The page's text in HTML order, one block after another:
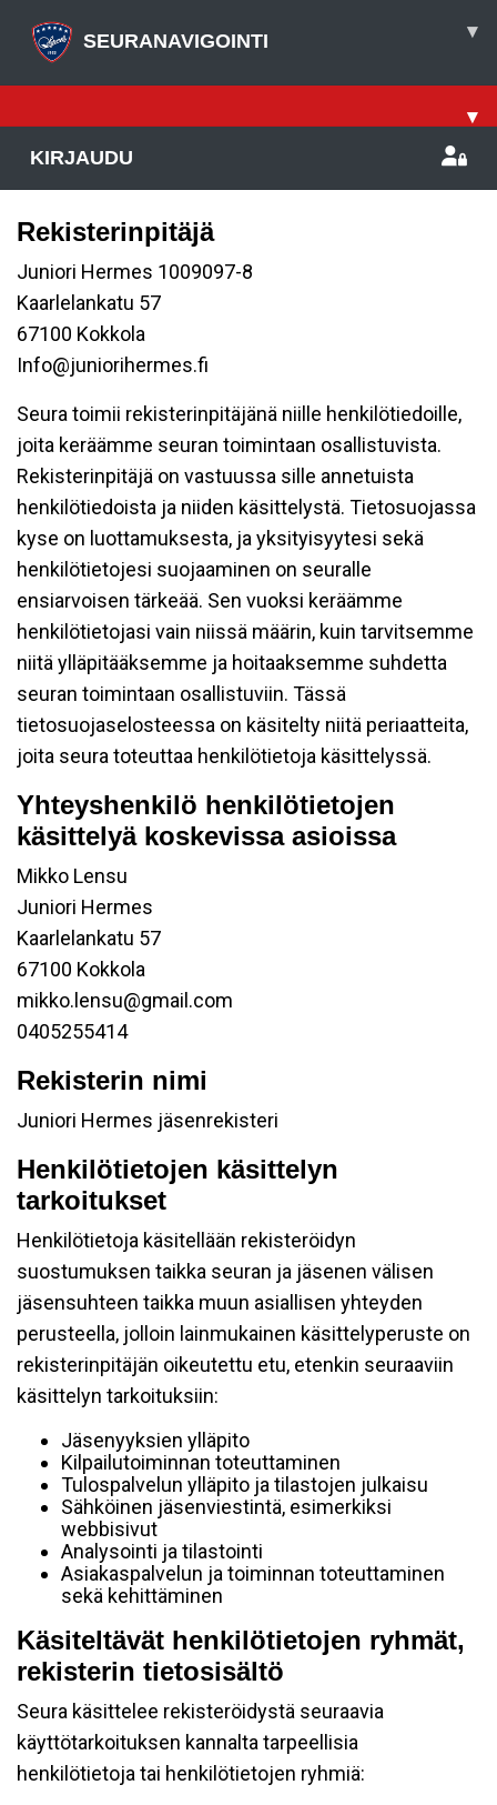
SEURANAVIGOINTI ▾
▾
KIRJAUDU
Rekisterinpitäjä
Juniori Hermes 1009097-8
Kaarlelankatu 57
67100 Kokkola
Info@juniorihermes.fi
Seura toimii rekisterinpitäjänä niille henkilötiedoille,
joita keräämme seuran toimintaan osallistuvista.
Rekisterinpitäjä on vastuussa sille annetuista
henkilötiedoista ja niiden käsittelystä. Tietosuojassa
kyse on luottamuksesta, ja yksityisyytesi sekä
henkilötietojesi suojaaminen on seuralle
ensiarvoisen tärkeää. Sen vuoksi keräämme
henkilötietojasi vain niissä määrin, kuin tarvitsemme
niitä ylläpitääksemme ja hoitaaksemme suhdetta
seuran toimintaan osallistuviin. Tässä
tietosuojaselosteessa on käsitelty niitä periaatteita,
joita seura toteuttaa henkilötietoja käsittelyssä.
Yhteyshenkilö henkilötietojen
käsittelyä koskevissa asioissa
Mikko Lensu
Juniori Hermes
Kaarlelankatu 57
67100 Kokkola
mikko.lensu@gmail.com
0405255414
Rekisterin nimi
Juniori Hermes jäsenrekisteri
Henkilötietojen käsittelyn
tarkoitukset
Henkilötietoja käsitellään rekisteröidyn
suostumuksen taikka seuran ja jäsenen välisen
jäsensuhteen taikka muun asiallisen yhteyden
perusteella, jolloin lainmukainen käsittelyperuste on
rekisterinpitäjän oikeutettu etu, etenkin seuraaviin
käsittelyn tarkoituksiin:
Jäsenyyksien ylläpito
Kilpailutoiminnan toteuttaminen
Tulospalvelun ylläpito ja tilastojen julkaisu
Sähköinen jäsenviestintä, esimerkiksi
webbisivut
Analysointi ja tilastointi
Asiakaspalvelun ja toiminnan toteuttaminen
sekä kehittäminen
Käsiteltävät henkilötietojen ryhmät,
rekisterin tietosisältö
Seura käsittelee rekisteröidystä seuraavia
käyttötarkoituksen kannalta tarpeellisia
henkilötietoja tai henkilötietojen ryhmiä: